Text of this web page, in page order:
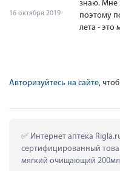
16 октября 2019
знаю. Мне
поэтому
лета - это
Авторизуйтесь на сайте,
Интернет аптека
сертифицированный
мягкий очищающий 200мл